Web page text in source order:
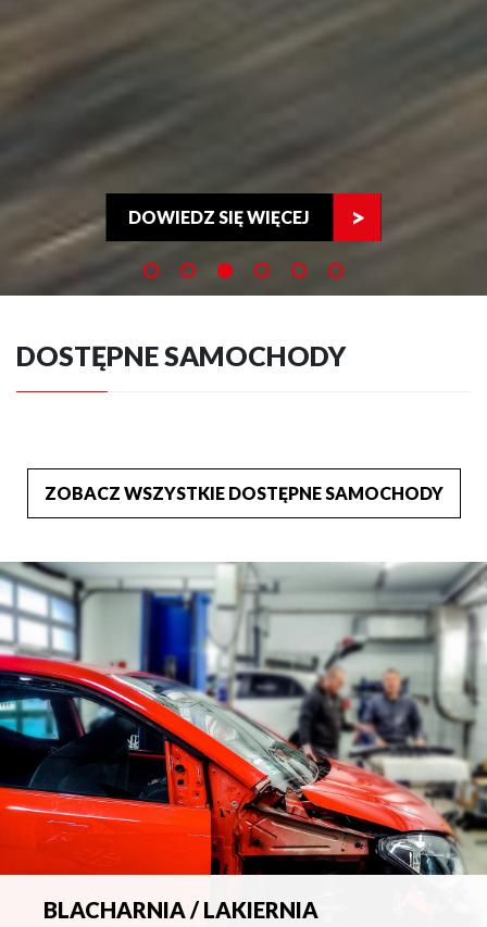
DOWIEDZ SIĘ WIĘCEJ
DOSTĘPNE SAMOCHODY
ZOBACZ WSZYSTKIE DOSTĘPNE SAMOCHODY
BLACHARNIA / LAKIERNIA